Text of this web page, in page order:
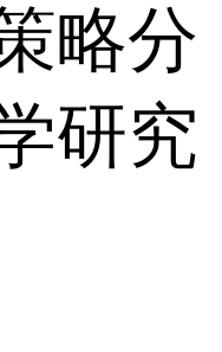
略分
研究